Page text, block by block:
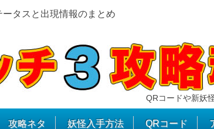
タスと出現情報のまとめ
QRコードや新妖
攻略ネタ 妖怪入手方法 QRコード